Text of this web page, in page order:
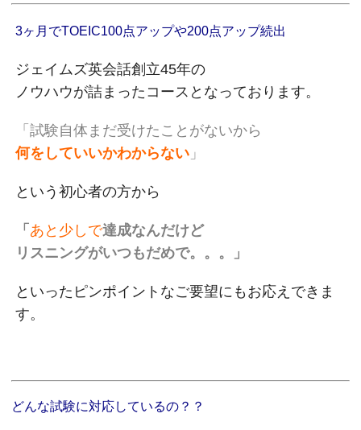
3ヶ月でTOEIC100点アップや200点アップ続出
ジェイムズ英会話創立45年の
ノウハウが詰まったコースとなっております。
「試験自体まだ受けたことがないから
何をしていいかわからない 」
という初心者の方から
「 あと少しで達成なんだけど
リスニングがいつもだめで。。。」
といったピンポイントなご要望にもお応えできま
す。
どんな試験に対応しているの？？